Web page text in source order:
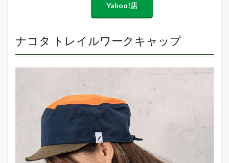
Yahoo!店
ナコタ トレイルワークキャップ